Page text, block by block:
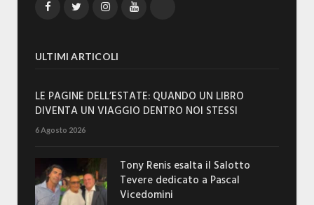
FacebookTwitterInstagramYouTube
ULTIMI ARTICOLI
LE PAGINE DELL’ESTATE: QUANDO UN LIBRO
DIVENTA UN VIAGGIO DENTRO NOI STESSI
6 Agosto 2026
Tony Renis esalta il Salotto
Tevere dedicato a Pascal
Vicedomini